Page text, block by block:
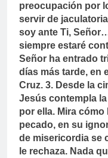
preocupación por
servir de
soy ante Ti,
siempre estaré
Señor ha entrado
días más tarde, en
Cruz. 3. Desde la
Jesús contempla
por ella. Mira cómo
pecado, en su
de misericordia se
le rechaza. Nada